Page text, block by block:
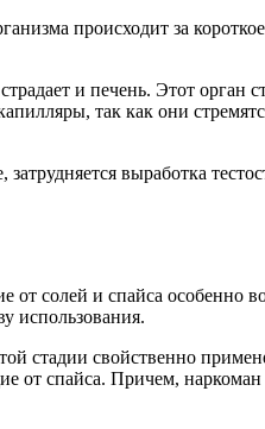
происходит за
и печень. Этот орган
так как они
выработка
от солей и спайса особенно
использования.
стадии свойственно
от спайса. Причем, наркоман